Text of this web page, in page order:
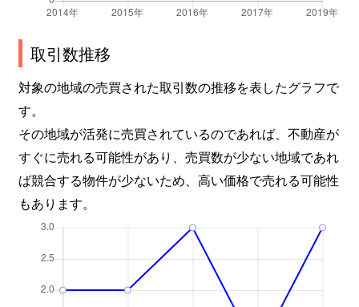
取引数推移
対象の地域の売買された取引数の推移を表したグラフで
す。
その地域が活発に売買されているのであれば、不動産が
すぐに売れる可能性があり、売買数が少ない地域であれ
ば競合する物件が少ないため、高い価格で売れる可能性
もあります。